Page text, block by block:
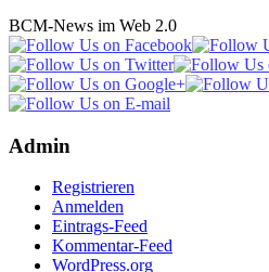
BCM-News im Web 2.0
Admin
Registrieren
Anmelden
Eintrags-Feed
Kommentar-Feed
WordPress.org